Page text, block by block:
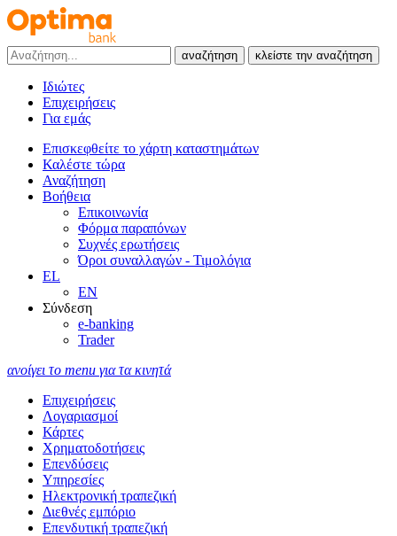
αναζήτηση κλείστε την αναζήτηση
Ιδιώτες
Επιχειρήσεις
Για εμάς
Επισκεφθείτε το χάρτη καταστημάτων
Καλέστε τώρα
Αναζήτηση
Βοήθεια
Επικοινωνία
Φόρμα παραπόνων
Συχνές ερωτήσεις
Όροι συναλλαγών - Τιμολόγια
EL
EN
Σύνδεση
e-banking
Trader
ανοίγει το menu για τα κινητά
Επιχειρήσεις
Λογαριασμοί
Κάρτες
Χρηματοδοτήσεις
Επενδύσεις
Υπηρεσίες
Ηλεκτρονική τραπεζική
Διεθνές εμπόριο
Επενδυτική τραπεζική